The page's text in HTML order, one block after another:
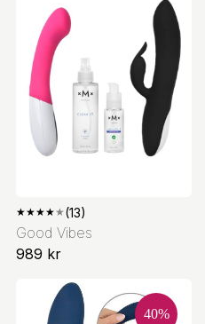
★★★★★(13)
Good Vibes
989 kr
40%